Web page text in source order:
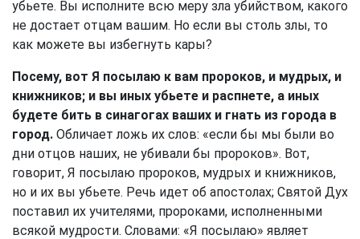
убьете. Вы исполните всю меру зла убийством, какого
не достает отцам вашим. Но если вы столь злы, то
как можете вы избегнуть кары?
Посему, вот Я посылаю к вам пророков, и мудрых, и
книжников; и вы иных убьете и распнете, а иных
будете бить в синагогах ваших и гнать из города в
город. Обличает ложь их слов: «если бы мы были во
дни отцов наших, не убивали бы пророков». Вот,
говорит, Я посылаю пророков, мудрых и книжников,
но и их вы убьете. Речь идет об апостолах; Святой Дух
поставил их учителями, пророками, исполненными
всякой мудрости. Словами: «Я посылаю» являет